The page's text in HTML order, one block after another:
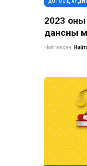
ДОТООД
2023
дансны
Нийтэлсэн: